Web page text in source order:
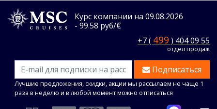
Курс компании на 09.08.2026
- 99.58 руб/€
+7 ( 499 ) 404 09 55
отдел продаж
Подписаться
Лучшие предложения, скидки, акции мы рассылаем не чаще 1
раза в неделю и в любой момент можно отписаться